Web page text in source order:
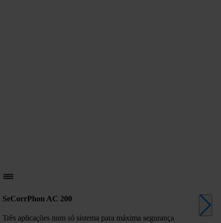
SeCorrPhon AC 200
Três aplicações num só sistema para máxima segurança